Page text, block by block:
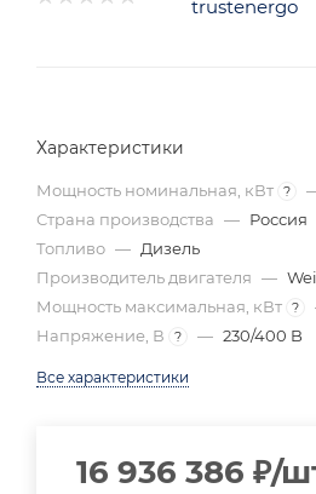
Характеристики
Мощность номинальная, кВт ?
Страна производства — Россия
Топливо — Дизель
Производитель двигателя —
Мощность максимальная, кВт ?
Напряжение, В
? — 230/400 B
Все характеристики
16 936 386 ₽/